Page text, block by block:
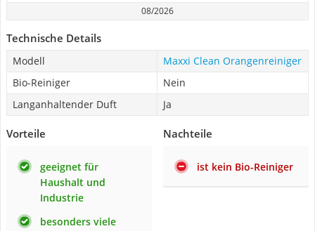
08/2026
Technische Details
Modell
Maxxi Clean Orangenreiniger
Bio-Reiniger
Nein
Langanhaltender Duft
Ja
Vorteile
geeignet für
Haushalt und
Industrie
besonders viele
Nachteile
ist kein Bio-Reiniger